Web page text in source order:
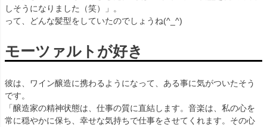
しそうになりました（笑）」。
って、どんな髪型をしていたのでしょうね(^_^)
モーツァルトが好き
彼は、ワイン醸造に携わるようになって、ある事に気がついたそう
です。
「醸造家の精神状態は、仕事の質に直結します。音楽は、私の心を
常に穏やかに保ち、幸せな気持ちで仕事をさせてくれます。その心